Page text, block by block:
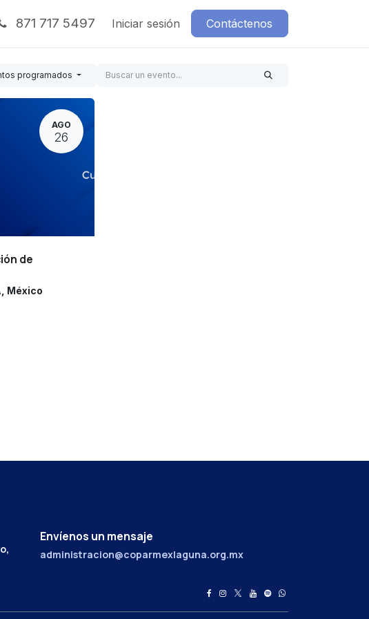
871 717 5497 Iniciar sesión Contáctenos
programados
AGO
26
de
México
Envíenos un mensaje
administracion@coparmexlaguna.org.mx